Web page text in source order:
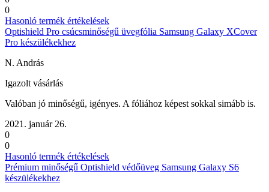
0
Hasonló termék értékelések
Optishield Pro csúcsminőségű üvegfólia Samsung Galaxy XCover
Pro készülékekhez
N. András
Igazolt vásárlás
Valóban jó minőségű, igényes. A fóliához képest sokkal simább is.
2021. január 26.
0
0
Hasonló termék értékelések
Prémium minőségű Optishield védőüveg Samsung Galaxy S6
készülékekhez